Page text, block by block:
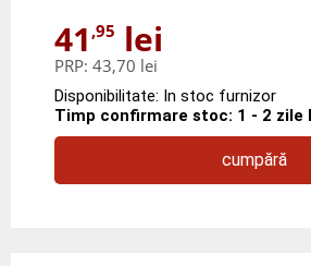
41 ,95 lei
PRP: 43,70 lei
Disponibilitate: In stoc furnizor
Timp confirmare stoc: 1 - 2 zile
cumpără